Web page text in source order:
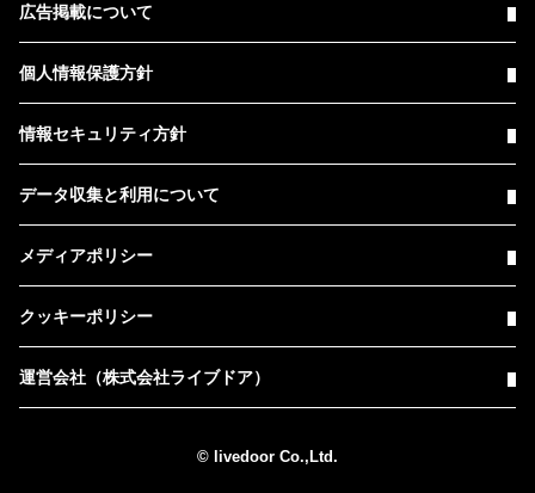
広告掲載について
個人情報保護方針
情報セキュリティ方針
データ収集と利用について
メディアポリシー
クッキーポリシー
運営会社（株式会社ライブドア）
© livedoor Co.,Ltd.